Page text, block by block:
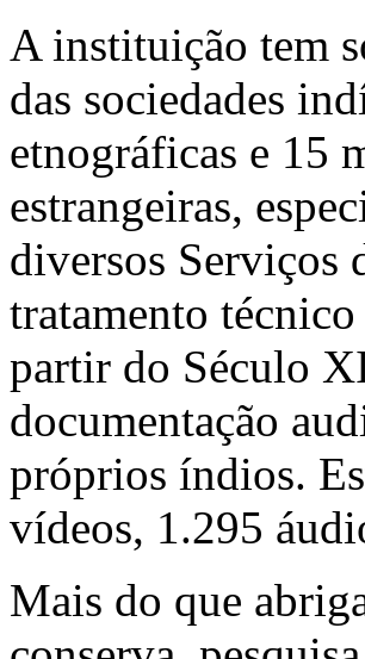
A instituição tem
das sociedades
etnográficas e 15
estrangeiras,
diversos Serviços
tratamento
partir do Século
documentação
próprios índios.
vídeos, 1.295
Mais do que